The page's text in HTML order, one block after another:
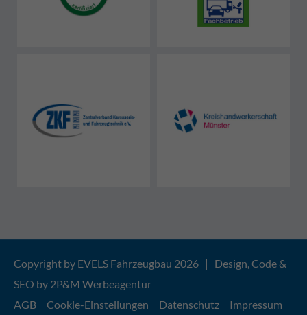
Copyright by EVELS Fahrzeugbau 2026 | Design, Code &
SEO by 2P&M Werbeagentur
AGB
Cookie-Einstellungen Datenschutz Impressum